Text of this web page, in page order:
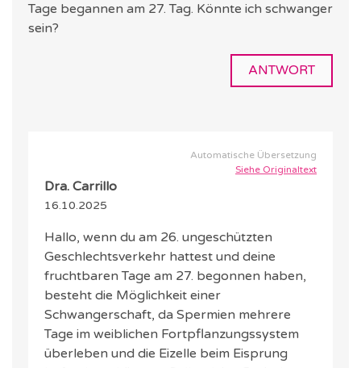
Tage begannen am 27. Tag. Könnte ich schwanger
sein?
ANTWORT
Automatische Übersetzung
Siehe Originaltext
Dra. Carrillo
16.10.2025
Hallo, wenn du am 26. ungeschützten
Geschlechtsverkehr hattest und deine
fruchtbaren Tage am 27. begonnen haben,
besteht die Möglichkeit einer
Schwangerschaft, da Spermien mehrere
Tage im weiblichen Fortpflanzungssystem
überleben und die Eizelle beim Eisprung